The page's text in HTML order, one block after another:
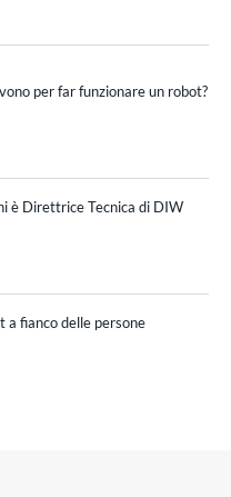
per far funzionare un robot?
è Direttrice Tecnica di DIW
a fianco delle persone